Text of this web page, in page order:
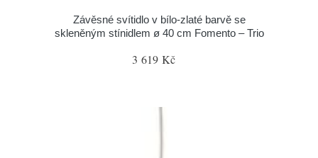
Závěsné svítidlo v bílo-zlaté barvě se
skleněným stínidlem ø 40 cm Fomento – Trio
3 619 Kč